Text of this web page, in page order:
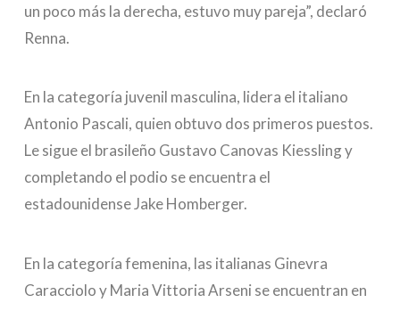
un poco más la derecha, estuvo muy pareja”, declaró
Renna.
En la categoría juvenil masculina, lidera el italiano
Antonio Pascali, quien obtuvo dos primeros puestos.
Le sigue el brasileño Gustavo Canovas Kiessling y
completando el podio se encuentra el
estadounidense Jake Homberger.
En la categoría femenina, las italianas Ginevra
Caracciolo y Maria Vittoria Arseni se encuentran en